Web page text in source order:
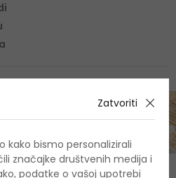
Zatvoriti
kako bismo personalizirali
značajke društvenih medija i
podatke o vašoj upotrebi